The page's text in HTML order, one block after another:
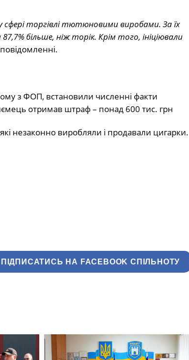
сфері торгівлі тютюновими виробами. За їх
більше, ніж торік. Крім того, ініціювали
з ФОП, встановили численні факти
отримав штраф – понад 600 тис. грн
незаконно виробляли і продавали цигарки.
ПІДПИСАТИСЬ НА FACEBOOK СПІЛЬНОТУ